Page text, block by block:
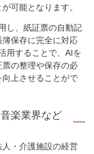
可能となります。
し、紙証票の自動記
保存に完全に対応
用することで、AIを
の整理や保存の必
上させることがで
楽業界など
・介護施設の経営